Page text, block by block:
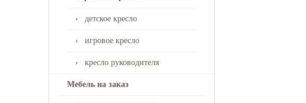
детское кресло
игровое кресло
кресло руководителя
Мебель на заказ